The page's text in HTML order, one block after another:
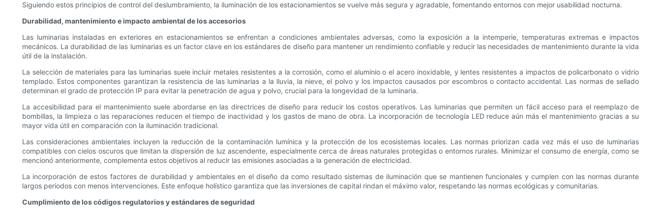
Siguiendo estos principios de control del deslumbramiento, la iluminación de los estacionamientos se vuelve más segura y agradable, fomentando entornos con mejor usabilidad nocturna.
Durabilidad, mantenimiento e impacto ambiental de los accesorios
Las luminarias instaladas en exteriores en estacionamientos se enfrentan a condiciones ambientales adversas, como la exposición a la intemperie, temperaturas extremas e impactos
mecánicos. La durabilidad de las luminarias es un factor clave en los estándares de diseño para mantener un rendimiento confiable y reducir las necesidades de mantenimiento durante la vida
útil de la instalación.
La selección de materiales para las luminarias suele incluir metales resistentes a la corrosión, como el aluminio o el acero inoxidable, y lentes resistentes a impactos de policarbonato o vidrio
templado. Estos componentes garantizan la resistencia de las luminarias a la lluvia, la nieve, el polvo y los impactos causados ​​por escombros o contacto accidental. Las normas de sellado
determinan el grado de protección IP para evitar la penetración de agua y polvo, crucial para la longevidad de la luminaria.
La accesibilidad para el mantenimiento suele abordarse en las directrices de diseño para reducir los costos operativos. Las luminarias que permiten un fácil acceso para el reemplazo de
bombillas, la limpieza o las reparaciones reducen el tiempo de inactividad y los gastos de mano de obra. La incorporación de tecnología LED reduce aún más el mantenimiento gracias a su
mayor vida útil en comparación con la iluminación tradicional.
Las consideraciones ambientales incluyen la reducción de la contaminación lumínica y la protección de los ecosistemas locales. Las normas priorizan cada vez más el uso de luminarias
compatibles con cielos oscuros que limitan la dispersión de luz ascendente, especialmente cerca de áreas naturales protegidas o entornos rurales. Minimizar el consumo de energía, como se
mencionó anteriormente, complementa estos objetivos al reducir las emisiones asociadas a la generación de electricidad.
La incorporación de estos factores de durabilidad y ambientales en el diseño da como resultado sistemas de iluminación que se mantienen funcionales y cumplen con las normas durante
largos periodos con menos intervenciones. Este enfoque holístico garantiza que las inversiones de capital rindan el máximo valor, respetando las normas ecológicas y comunitarias.
Cumplimiento de los códigos regulatorios y estándares de seguridad